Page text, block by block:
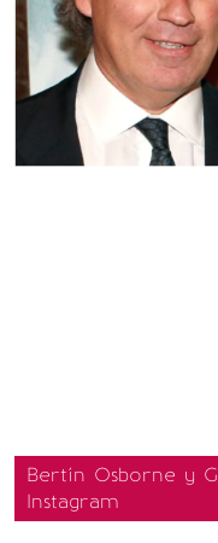
Bertín Osborne y
Instagram